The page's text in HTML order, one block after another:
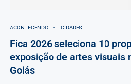
ACONTECENDO CIDADES
Fica 2026 seleciona 10
exposição de artes visuais
Goiás